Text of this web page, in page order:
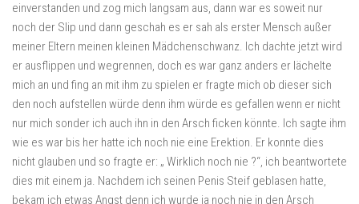
einverstanden und zog mich langsam aus, dann war es soweit nur
noch der Slip und dann geschah es er sah als erster Mensch außer
meiner Eltern meinen kleinen Mädchenschwanz. Ich dachte jetzt wird
er ausflippen und wegrennen, doch es war ganz anders er lächelte
mich an und fing an mit ihm zu spielen er fragte mich ob dieser sich
den noch aufstellen würde denn ihm würde es gefallen wenn er nicht
nur mich sonder ich auch ihn in den Arsch ficken könnte. Ich sagte ihm
wie es war bis her hatte ich noch nie eine Erektion. Er konnte dies
nicht glauben und so fragte er: „ Wirklich noch nie ?“, ich beantwortete
dies mit einem ja. Nachdem ich seinen Penis Steif geblasen hatte,
bekam ich etwas Angst denn ich wurde ja noch nie in den Arsch